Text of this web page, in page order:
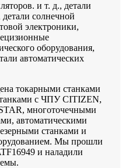
и т. д., детали
солнечной
электроники,
оборудования,
автоматических
токарными станками
с ЧПУ CITIZEN,
многоточечными
автоматическими
станками и
Мы прошли
и наладили